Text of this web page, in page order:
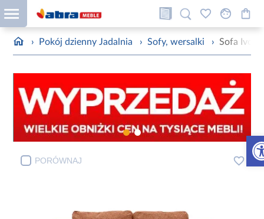
› Pokój dzienny Jadalnia › Sofy, wersalki › Sofa Ivo
PORÓWNAJ